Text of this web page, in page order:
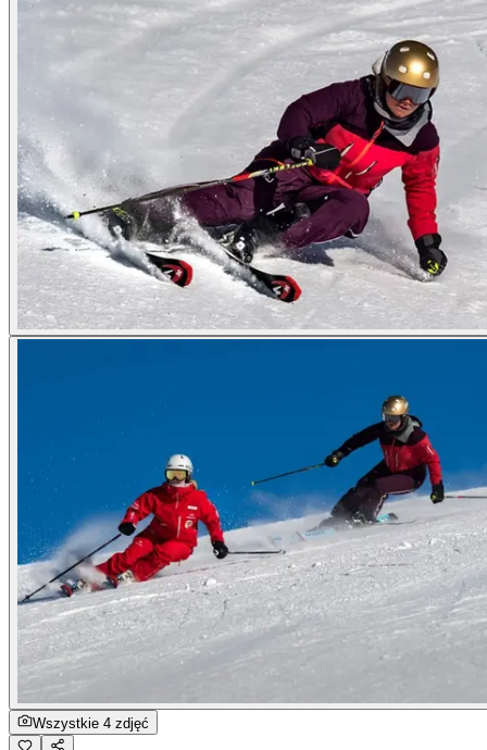
Wszystkie 4 zdjęć